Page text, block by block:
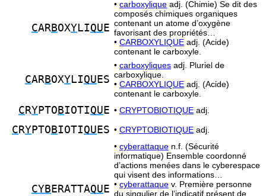
CARBOXYLIQU E
• carboxylique adj. (Chimie) Se dit des
composés chimiques organiques
contenant un atome d’oxygène
favorisant des propriétés…
• CARBOXYLIQUE adj. (Acide)
contenant le carboxyle.
CARBOXYLIQU ES
• carboxyliques adj. Pluriel de
carboxylique.
• CARBOXYLIQUE adj. (Acide)
contenant le carboxyle.
C RYPTO BIOTIQU E • CRYPTOBIOTIQUE adj.
C RYPTO BIOTIQU ES • CRYPTOBIOTIQUE adj.
CYB ERATTAQU E
• cyberattaque n.f. (Sécurité
informatique) Ensemble coordonné
d’actions menées dans le cyberespace
qui visent des informations…
• cyberattaque v. Première personne
du singulier de l’indicatif présent de